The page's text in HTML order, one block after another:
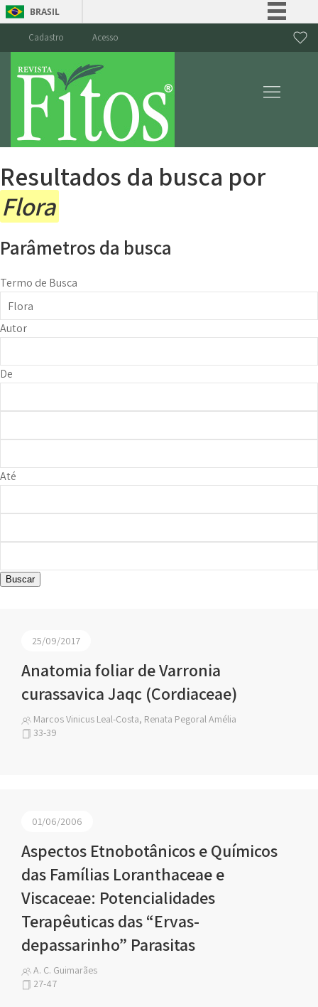
BRASIL
Canais
Cadastro Acesso
Resultados da busca por
Flora
Parâmetros da busca
Termo de Busca
Autor
De
Até
Buscar
25/09/2017
Anatomia foliar de Varronia
curassavica Jaqc (Cordiaceae)
Marcos Vinicus Leal-Costa, Renata Pegoral Amélia
33-39
01/06/2006
Aspectos Etnobotânicos e Químicos
das Famílias Loranthaceae e
Viscaceae: Potencialidades
Terapêuticas das “Ervas-
depassarinho” Parasitas
A. C. Guimarães
27-47